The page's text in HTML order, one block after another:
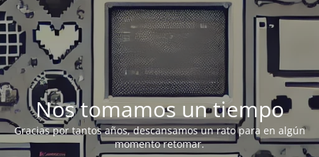
Nos tomamos un tiempo
Gracias por tantos años, descansamos un rato para en algún
momento retomar.